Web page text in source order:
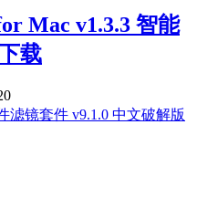
Mac v1.3.3 智能
载